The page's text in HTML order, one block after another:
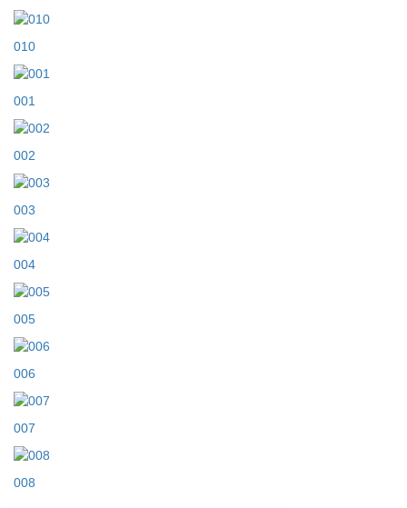
010
001
002
003
004
005
006
007
008